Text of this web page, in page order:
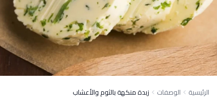
الرئيسية الوصفات زبدة منكهة بالثوم والأعشاب